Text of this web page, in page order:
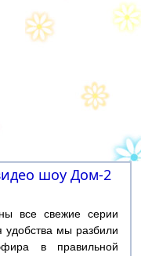
шоу Дом-2
все свежие серии
удобства мы разбили
в правильной